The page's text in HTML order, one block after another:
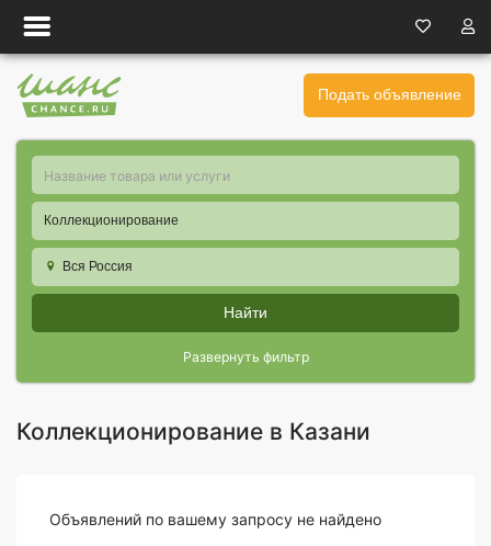
Подать объявление
Коллекционирование
Вся Россия
Найти
Развернуть фильтр
Коллекционирование в Казани
Объявлений по вашему запросу не найдено